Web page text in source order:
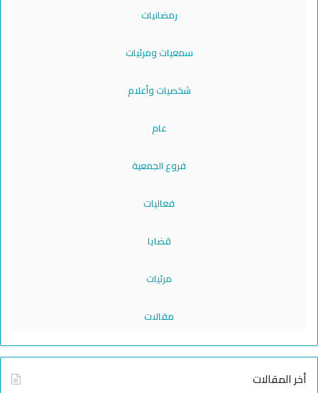
رمضانيات
سمعيات ومرئيات
شخصيات وأعلام
عام
فروع الجمعية
فعاليات
قضايا
مرئيات
مقالات
أخر المقالات